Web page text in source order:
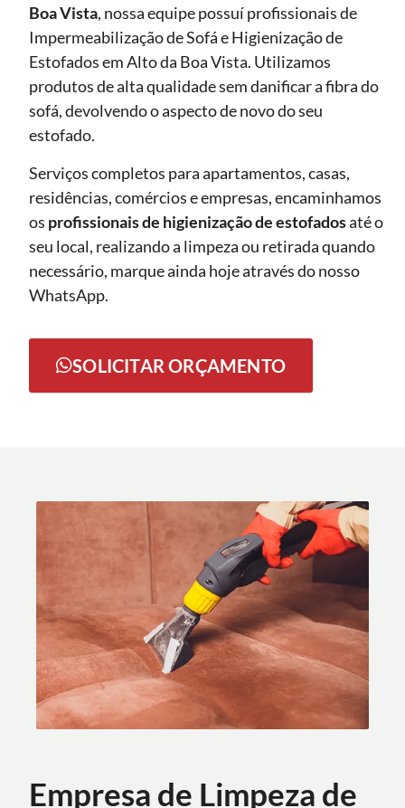
Boa Vista, nossa equipe possuí profissionais de
Impermeabilização de Sofá e Higienização de
Estofados em Alto da Boa Vista. Utilizamos
produtos de alta qualidade sem danificar a fibra do
sofá, devolvendo o aspecto de novo do seu
estofado.
Serviços completos para apartamentos, casas,
residências, comércios e empresas, encaminhamos
os profissionais de higienização de estofadosaté o
seu local, realizando a limpeza ou retirada quando
necessário, marque ainda hoje através do nosso
WhatsApp.
SOLICITAR ORÇAMENTO
Empresa de Limpeza de